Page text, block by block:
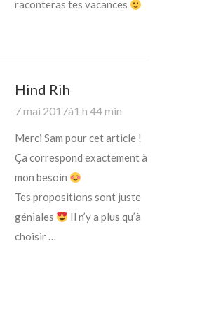
raconteras tes vacances
Hind Rih
7 mai 2017à1 h 44 min
Merci Sam pour cet article !
Ça correspond exactement à
mon besoin
Tes propositions sont juste
géniales
Il n’y a plus qu’à
choisir …